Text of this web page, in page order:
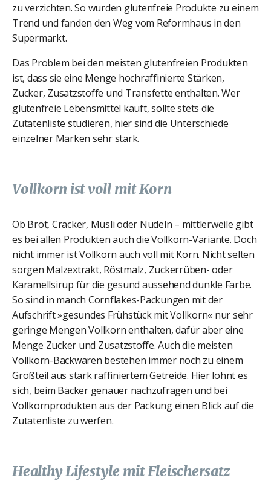
zu verzichten. So wurden glutenfreie Produkte zu einem
Trend und fanden den Weg vom Reformhaus in den
Supermarkt.
Das Problem bei den meisten glutenfreien Produkten
ist, dass sie eine Menge hochraffinierte Stärken,
Zucker, Zusatzstoffe und Transfette enthalten. Wer
glutenfreie Lebensmittel kauft, sollte stets die
Zutatenliste studieren, hier sind die Unterschiede
einzelner Marken sehr stark.
Vollkorn ist voll mit Korn
Ob Brot, Cracker, Müsli oder Nudeln – mittlerweile gibt
es bei allen Produkten auch die Vollkorn-Variante. Doch
nicht immer ist Vollkorn auch voll mit Korn. Nicht selten
sorgen Malzextrakt, Röstmalz, Zuckerrüben- oder
Karamellsirup für die gesund aussehend dunkle Farbe.
So sind in manch Cornflakes-Packungen mit der
Aufschrift »gesundes Frühstück mit Vollkorn« nur sehr
geringe Mengen Vollkorn enthalten, dafür aber eine
Menge Zucker und Zusatzstoffe. Auch die meisten
Vollkorn-Backwaren bestehen immer noch zu einem
Großteil aus stark raffiniertem Getreide. Hier lohnt es
sich, beim Bäcker genauer nachzufragen und bei
Vollkornprodukten aus der Packung einen Blick auf die
Zutatenliste zu werfen.
Healthy Lifestyle mit Fleischersatz